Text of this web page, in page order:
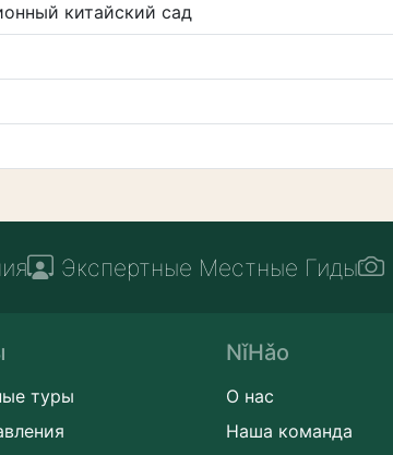
китайский сад
Экспертные Местные Гиды
туры
NǐHǎo
О нас
Наша команда